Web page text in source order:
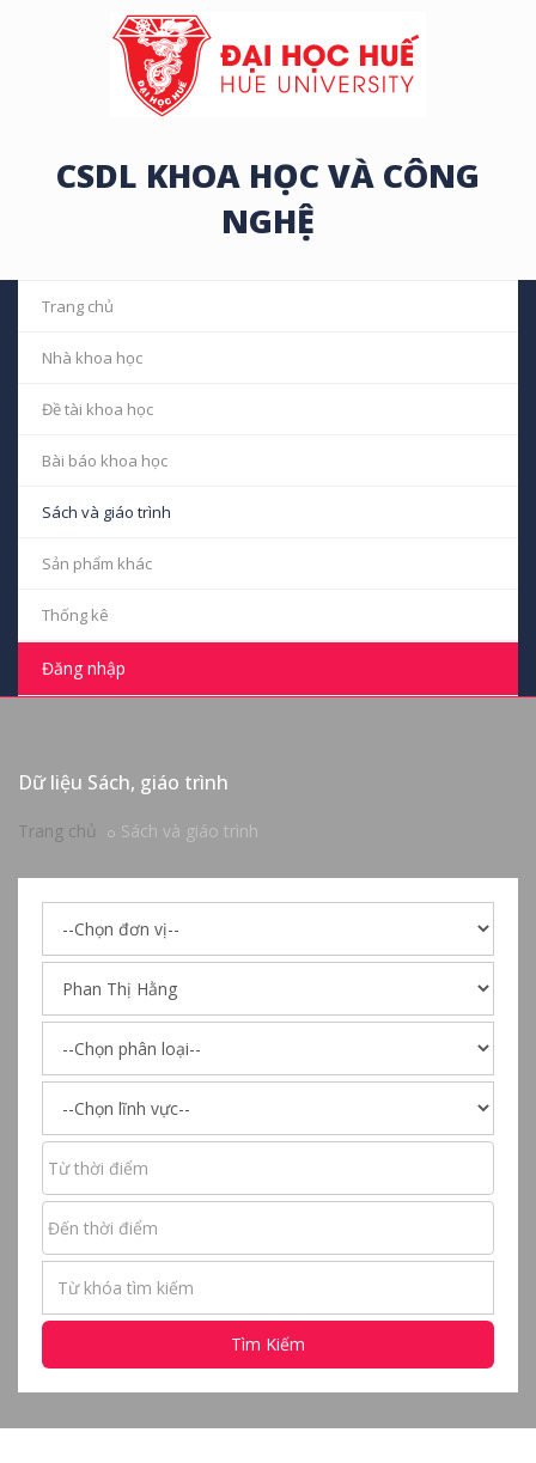
CSDL KHOA HỌC VÀ CÔNG
NGHỆ
Trang chủ
Nhà khoa học
Đề tài khoa học
Bài báo khoa học
Sách và giáo trình
Sản phẩm khác
Thống kê
Đăng nhập
Dữ liệu Sách, giáo trình
Trang chủ Sách và giáo trình
Tìm Kiếm